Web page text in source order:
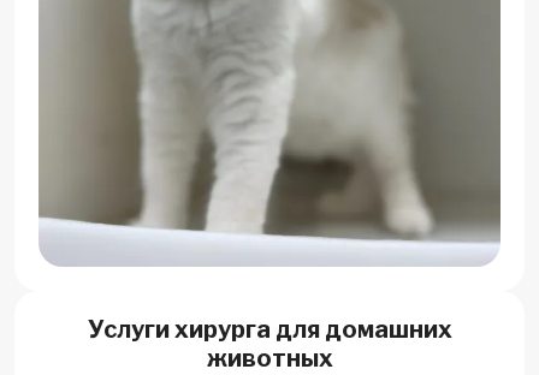
Услуги хирурга для домашних
животных